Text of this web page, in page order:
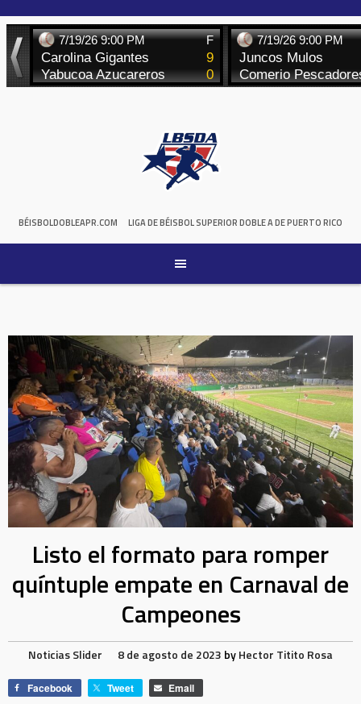
to
content
BÉISBOLDOBLEAPR.COM LIGA DE BÉISBOL SUPERIOR DOBLE A DE PUERTO RICO
Listo el formato para romper
quíntuple empate en Carnaval de
Campeones
NoticiasSlider 8 de agosto de 2023 byHector Titito Rosa
Facebook Tweet Email